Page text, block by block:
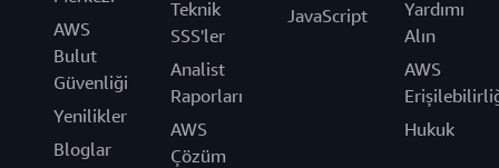
AWS
Bulut
Güvenliği
Yenilikler
Bloglar
Teknik
SSS'ler
Analist
Raporları
AWS
Çözüm
JavaScript
Yardımı
Alın
AWS
Hukuk